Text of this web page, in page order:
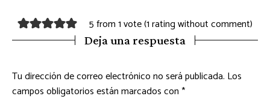
5 from 1 vote (1 rating without comment)
Deja una respuesta
Tu dirección de correo electrónico no será publicada. Los
campos obligatorios están marcados con*